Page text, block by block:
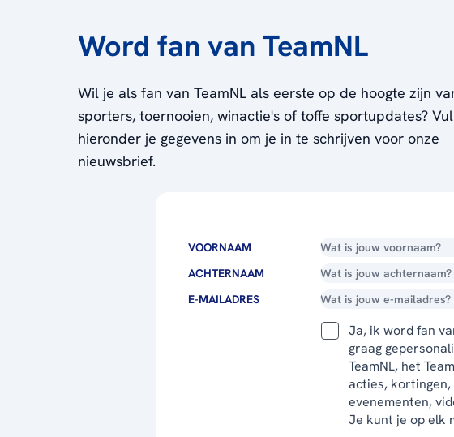
Word fan van TeamNL
Wil je als fan van TeamNL als eerste op de hoogte zijn
sporters, toernooien, winactie's of toffe sportupdates?
hieronder je gegevens in om je in te schrijven voor onze
nieuwsbrief.
VOORNAAM
ACHTERNAAM
E-MAILADRES
Ja, ik word fan
graag
TeamNL, het
acties,
evenementen,
Je kunt je op elk